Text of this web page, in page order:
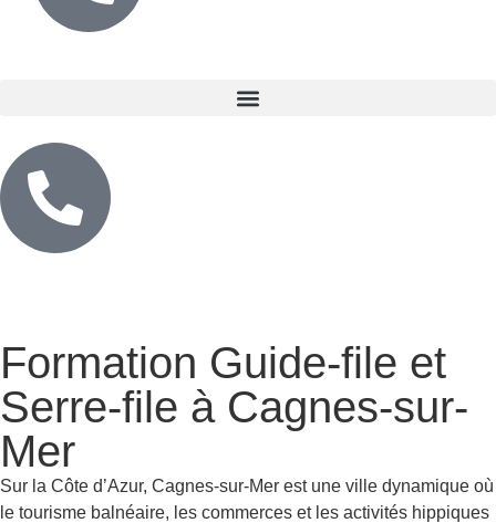
Formation Guide-file et
Serre-file à Cagnes-sur-
Mer
Sur la Côte d’Azur, Cagnes-sur-Mer est une ville dynamique où
le tourisme balnéaire, les commerces et les activités hippiques